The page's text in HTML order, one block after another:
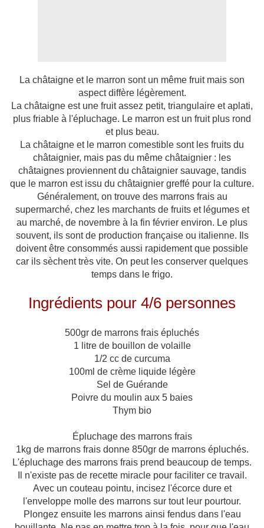
La châtaigne et le marron sont un même fruit mais son
aspect diffère légèrement.
La châtaigne est une fruit assez petit, triangulaire et aplati,
plus friable à l'épluchage. Le marron est un fruit plus rond
et plus beau.
La châtaigne et le marron comestible sont les fruits du
châtaignier, mais pas du même châtaignier : les
châtaignes proviennent du châtaignier sauvage, tandis
que le marron est issu du châtaignier greffé pour la culture.
Généralement, on trouve des marrons frais au
supermarché, chez les marchants de fruits et légumes et
au marché, de novembre à la fin février environ. Le plus
souvent, ils sont de production française ou italienne. Ils
doivent être consommés aussi rapidement que possible
car ils sèchent très vite. On peut les conserver quelques
temps dans le frigo.
Ingrédients pour 4/6 personnes
500gr de marrons frais épluchés
1 litre de bouillon de volaille
1/2 cc de curcuma
100ml de crème liquide légère
Sel de Guérande
Poivre du moulin aux 5 baies
Thym bio
Épluchage des marrons frais
1kg de marrons frais donne 850gr de marrons épluchés.
L'épluchage des marrons frais prend beaucoup de temps.
Il n'existe pas de recette miracle pour faciliter ce travail.
Avec un couteau pointu, incisez l'écorce dure et
l'enveloppe molle des marrons sur tout leur pourtour.
Plongez ensuite les marrons ainsi fendus dans l'eau